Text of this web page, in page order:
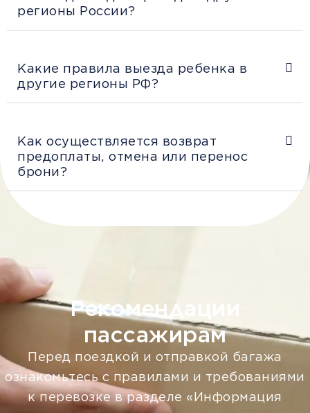
регионы России?
Какие правила выезда ребенка в
другие регионы РФ?
Как осуществляется возврат
предоплаты, отмена или перенос
брони?
Рекомендации
пассажирам
Перед поездкой и отправкой багажа
ознакомьтесь с правилами и требованиями
к перевозке в разделе «Информация